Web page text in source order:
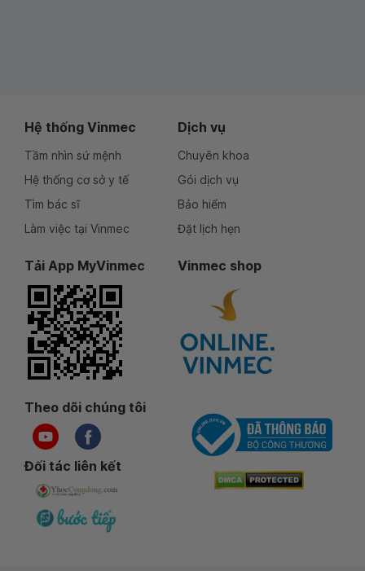
Hệ thống Vinmec
Tầm nhìn sứ mệnh
Hệ thống cơ sở y tế
Tìm bác sĩ
Làm việc tại Vinmec
Dịch vụ
Chuyên khoa
Gói dịch vụ
Bảo hiểm
Đặt lịch hẹn
Tải App MyVinmec Vinmec shop
Theo dõi chúng tôi
Đối tác liên kết